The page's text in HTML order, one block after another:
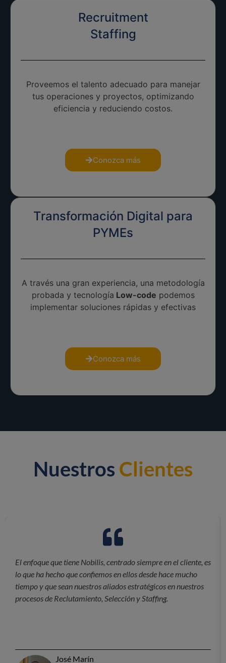
Recruitment
Staffing
Proveemos el talento adecuado para manejar
tus operaciones y proyectos, optimizando
eficiencia y reduciendo costos.
Conozca más
Transformación Digital para
PYMEs
A través una gran experiencia, una metodología
probada y tecnología Low-code podemos
implementar soluciones rápidas y efectivas
Conozca más
Nuestros Clientes
El enfoque que tiene Nobilis, centrado siempre en el cliente, es
lo que ha hecho que confiemos en ellos desde hace mucho
tiempo y que sean nuestros aliados estratégicos en nuestros
procesos de Reclutamiento, Selección y Staffing.
José Marín​